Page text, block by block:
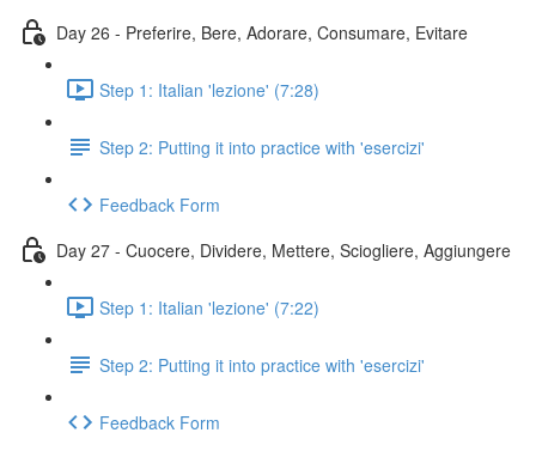
Day 26 - Preferire, Bere, Adorare, Consumare, Evitare
Step 1: Italian 'lezione' (7:28)
Step 2: Putting it into practice with 'esercizi'
Feedback Form
Day 27 - Cuocere, Dividere, Mettere, Sciogliere, Aggiungere
Step 1: Italian 'lezione' (7:22)
Step 2: Putting it into practice with 'esercizi'
Feedback Form